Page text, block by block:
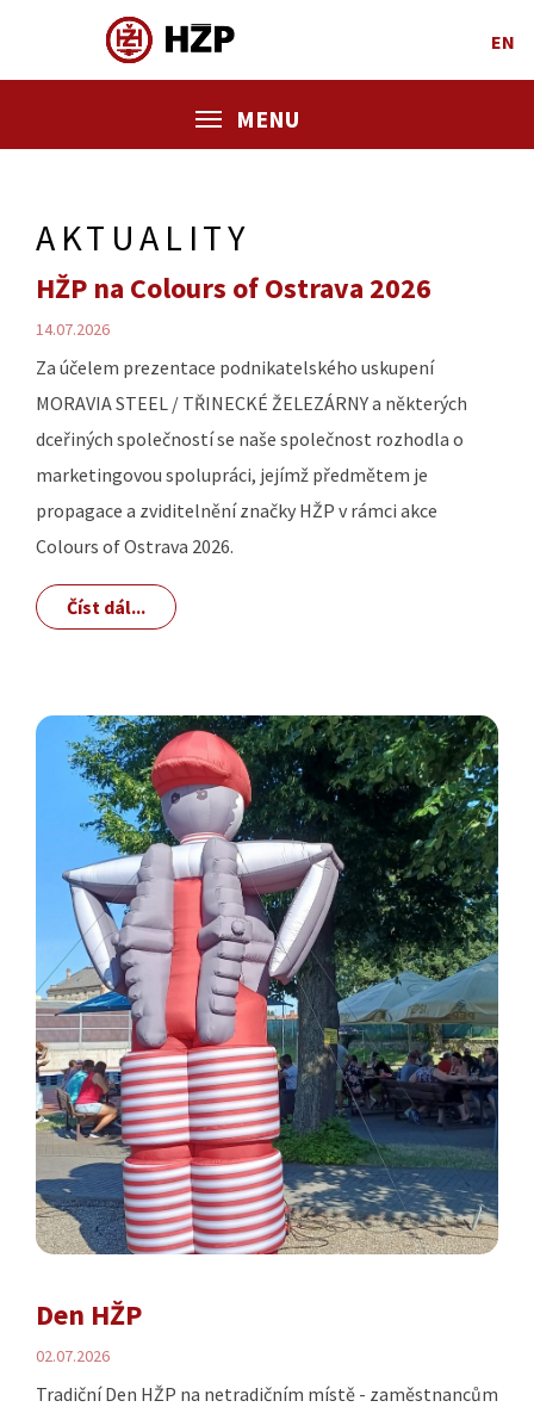
EN
MENU
AKTUALITY
HŽP na Colours of Ostrava 2026
14.07.2026
Za účelem prezentace podnikatelského uskupení
MORAVIA STEEL / TŘINECKÉ ŽELEZÁRNY a některých
dceřiných společností se naše společnost rozhodla o
marketingovou spolupráci, jejímž předmětem je
propagace a zviditelnění značky HŽP v rámci akce
Colours of Ostrava 2026.
Číst dál...
Den HŽP
02.07.2026
Tradiční Den HŽP na netradičním místě - zaměstnancům